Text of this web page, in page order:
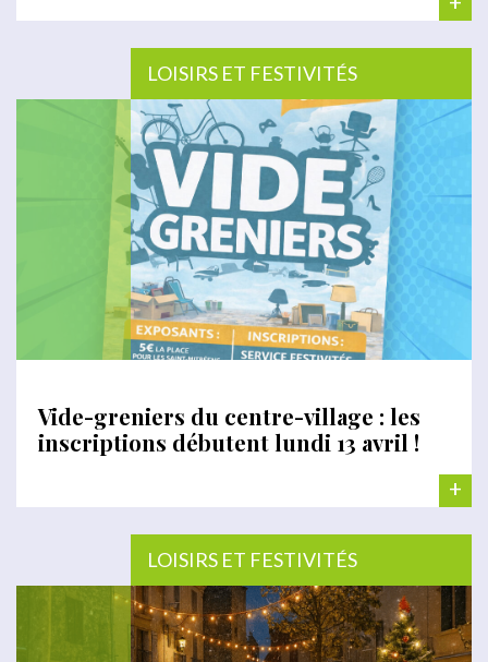
LOISIRS ET FESTIVITÉS
Vide-greniers du centre-village : les
inscriptions débutent lundi 13 avril !
+
LOISIRS ET FESTIVITÉS